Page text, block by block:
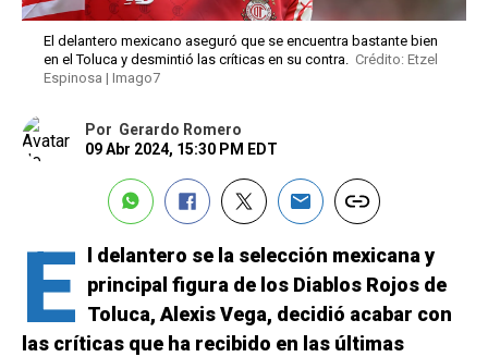
El delantero mexicano aseguró que se encuentra bastante bien
en el Toluca y desmintió las críticas en su contra. Crédito: Etzel
Espinosa | Imago7
Por Gerardo Romero
09 Abr 2024, 15:30 PM EDT
E
l delantero se la selección mexicana y
principal figura de los Diablos Rojos de
Toluca, Alexis Vega, decidió acabar con
las críticas que ha recibido en las últimas